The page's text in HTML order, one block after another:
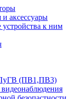
и аксессуары
к ним
ПуГВ (ПВ1,ПВ3)